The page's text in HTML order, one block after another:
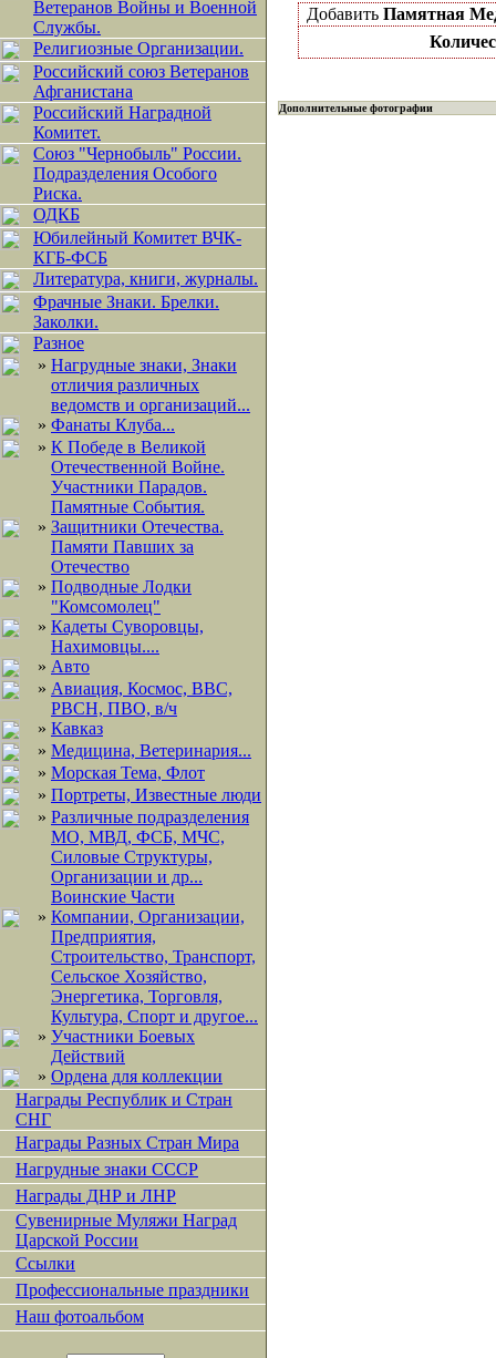
Ветеранов Войны и Военной
Службы.
Религиозные Организации.
Российский союз Ветеранов
Афганистана
Российский Наградной
Комитет.
Союз "Чернобыль" России.
Подразделения Особого
Риска.
ОДКБ
Юбилейный Комитет ВЧК-
КГБ-ФСБ
Литература, книги, журналы.
Фрачные Знаки. Брелки.
Заколки.
Разное
» Нагрудные знаки, Знаки
отличия различных
ведомств и организаций...
» Фанаты Клуба...
» К Победе в Великой
Отечественной Войне.
Участники Парадов.
Памятные События.
» Защитники Отечества.
Памяти Павших за
Отечество
» Подводные Лодки
"Комсомолец"
» Кадеты Суворовцы,
Нахимовцы....
» Авто
» Авиация, Космос, ВВС,
РВСН, ПВО, в/ч
» Кавказ
» Медицина, Ветеринария...
» Морская Тема, Флот
» Портреты, Известные люди
» Различные подразделения
МО, МВД, ФСБ, МЧС,
Силовые Структуры,
Организации и др...
Воинские Части
» Компании, Организации,
Предприятия,
Строительство, Транспорт,
Сельское Хозяйство,
Энергетика, Торговля,
Культура, Спорт и другое...
» Участники Боевых
Действий
» Ордена для коллекции
Награды Республик и Стран
СНГ
Награды Разных Стран Мира
Нагрудные знаки СССР
Награды ДНР и ЛНР
Сувенирные Муляжи Наград
Царской России
Ссылки
Профессиональные праздники
Наш фотоальбом
Добавить Памятная
Дополнительные фотографии